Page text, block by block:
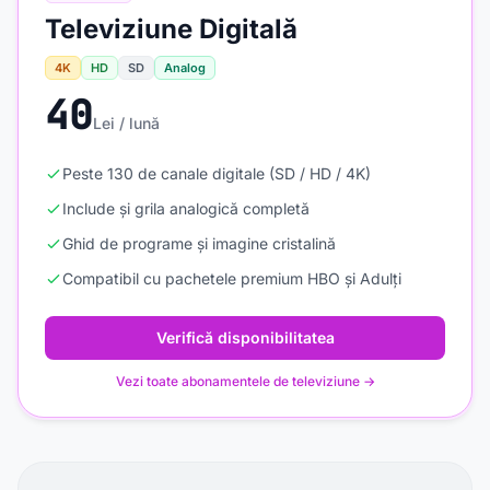
Televiziune Digitală
4K HD SD Analog
40Lei / lună
Peste 130 de canale digitale (SD / HD / 4K)
Include și grila analogică completă
Ghid de programe și imagine cristalină
Compatibil cu pachetele premium HBO și Adulți
Verifică disponibilitatea
Vezi toate abonamentele de televiziune →